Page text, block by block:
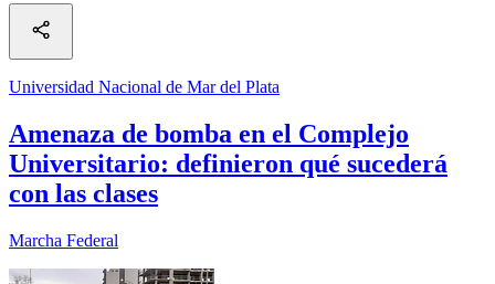
Universidad Nacional de Mar del Plata
Amenaza de bomba en el Complejo
Universitario: definieron qué sucederá
con las clases
Marcha Federal